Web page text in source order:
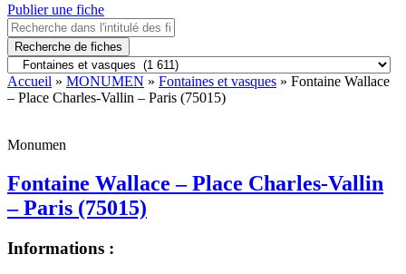
Publier une fiche
Recherche de fiches
Accueil » MONUMEN » Fontaines et vasques » Fontaine Wallace
– Place Charles-Vallin – Paris (75015)
Monumen
Fontaine Wallace – Place Charles-Vallin
– Paris (75015)
Informations :